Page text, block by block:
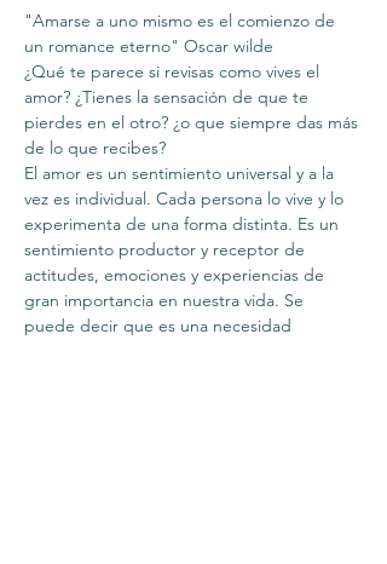
"Amarse a uno mismo es el comienzo de
un romance eterno" Oscar wilde
¿Qué te parece si revisas como vives el
amor? ¿Tienes la sensación de que te
pierdes en el otro? ¿o que siempre das más
de lo que recibes?
El amor es un sentimiento universal y a la
vez es individual. Cada persona lo vive y lo
experimenta de una forma distinta. Es un
sentimiento productor y receptor de
actitudes, emociones y experiencias de
gran importancia en nuestra vida. Se
puede decir que es una necesidad